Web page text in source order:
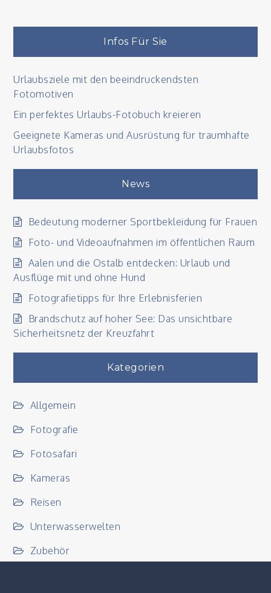
Infos Für Sie
Urlaubsziele mit den beeindruckendsten
Fotomotiven
Ein perfektes Urlaubs-Fotobuch kreieren
Geeignete Kameras und Ausrüstung für traumhafte
Urlaubsfotos
News
Bedeutung moderner Sportbekleidung für Frauen
Foto- und Videoaufnahmen im öffentlichen Raum
Aalen und die Ostalb entdecken: Urlaub und
Ausflüge mit und ohne Hund
Fotografietipps für Ihre Erlebnisferien
Brandschutz auf hoher See: Das unsichtbare
Sicherheitsnetz der Kreuzfahrt
Kategorien
Allgemein
Fotografie
Fotosafari
Kameras
Reisen
Unterwasserwelten
Zubehör